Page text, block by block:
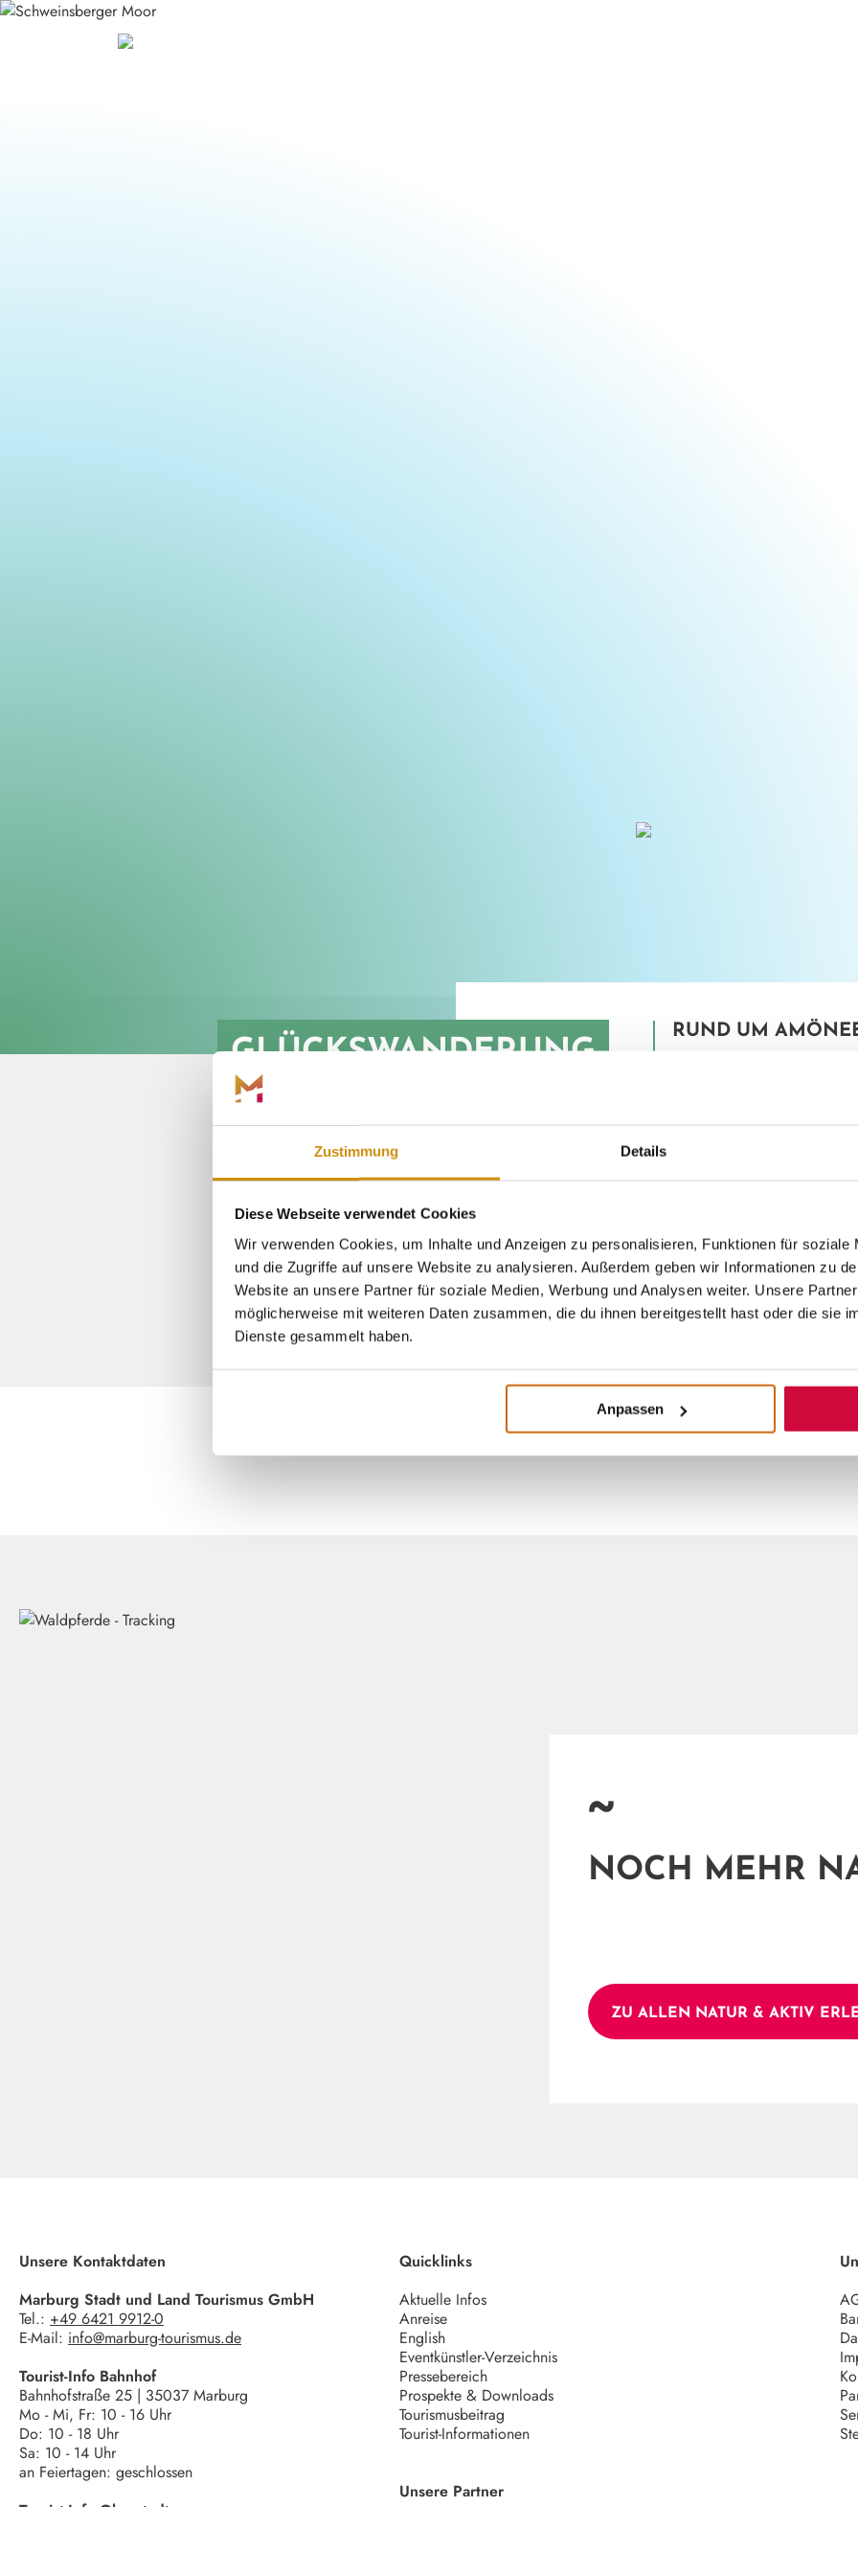
Zustimmung Details
Diese Webseite verwendet Cookies
Wir verwenden Cookies, um Inhalte und Anzeigen zu personalisieren, Funktionen für soziale
und die Zugriffe auf unsere Website zu analysieren. Außerdem geben wir Informationen zu
Website an unsere Partner für soziale Medien, Werbung und Analysen weiter. Unsere
möglicherweise mit weiteren Daten zusammen, die du ihnen bereitgestellt hast oder die sie
Dienste gesammelt haben.
Anpassen
GLÜCKSWANDERUNG
RUND UM
Das Wetter ist
Wanderung
Erlebnis –
Entdecke das
~
NOCH MEHR
ZU ALLEN NATUR & AKTIV
Unsere Kontaktdaten
Marburg Stadt und Land Tourismus GmbH
Tel.: +49 6421 9912-0
E-Mail: info@marburg-tourismus.de
Tourist-Info Bahnhof
Bahnhofstraße 25 | 35037 Marburg
Mo - Mi, Fr: 10 - 16 Uhr
Do: 10 - 18 Uhr
Sa: 10 - 14 Uhr
an Feiertagen: geschlossen
Tourist-Info Oberstadt
Quicklinks
Aktuelle Infos
Anreise
English
Eventkünstler-Verzeichnis
Pressebereich
Prospekte & Downloads
Tourismusbeitrag
Tourist-Informationen
Unsere Partner